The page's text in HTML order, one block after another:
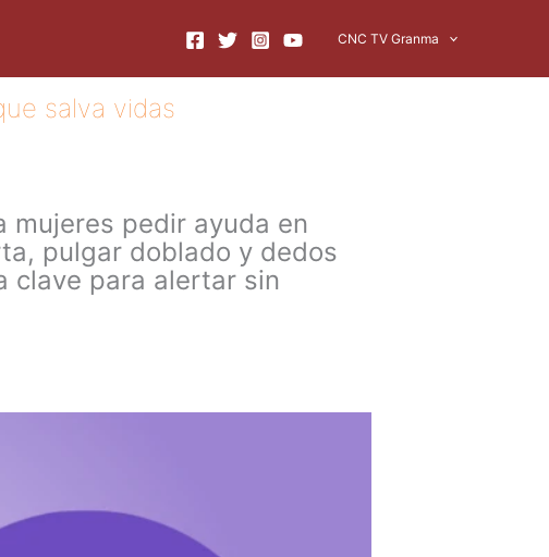
CNC TV Granma
salva vidas
mujeres pedir ayuda en
pulgar doblado y dedos
clave para alertar sin